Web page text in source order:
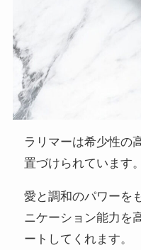
ラリマーは希少性の
置づけられています。
愛と調和のパワーを
ニケーション能力を
ートしてくれます。